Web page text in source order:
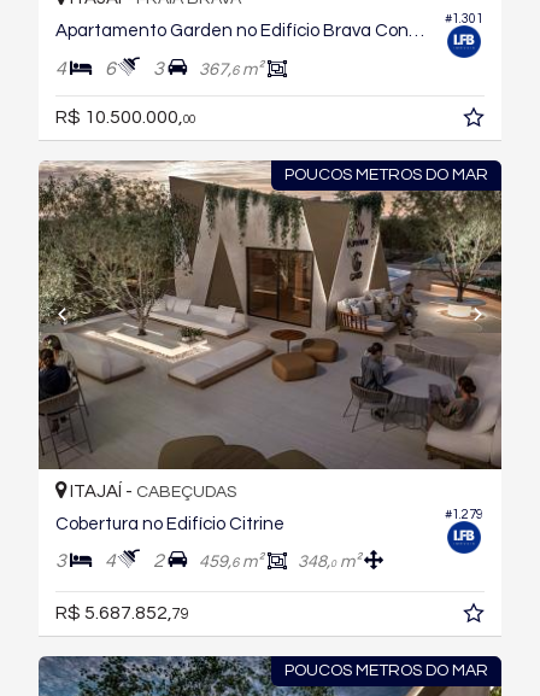
#1.301
Apartamento Garden no Edifício Brava Concetto
4 6 3 367,6m²
R$ 10.500.000, 00
POUCOS METROS DO MAR
#1.279
ITAJAÍ - CABEÇUDAS
Cobertura no Edifício Citrine
3 4 2 459,6m² 348,0m²
R$ 5.687.852, 79
POUCOS METROS DO MAR